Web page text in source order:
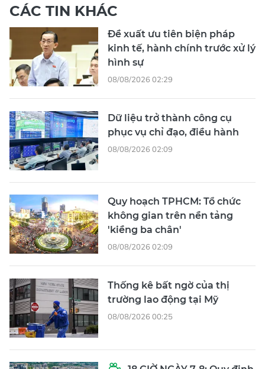
CÁC TIN KHÁC
Đề xuất ưu tiên biện pháp
kinh tế, hành chính trước xử lý
hình sự
08/08/2026 02:29
Dữ liệu trở thành công cụ
phục vụ chỉ đạo, điều hành
08/08/2026 02:09
Quy hoạch TPHCM: Tổ chức
không gian trên nền tảng
'kiềng ba chân'
08/08/2026 02:09
Thống kê bất ngờ của thị
trường lao động tại Mỹ
08/08/2026 00:25